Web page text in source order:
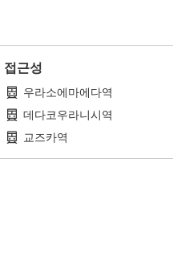
접근성
우라소에마에다역
데다코우라니시역
교즈카역